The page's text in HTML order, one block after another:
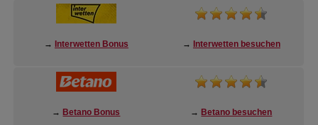
→ Interwetten Bonus → Interwetten besuchen
→ Betano Bonus → Betano besuchen